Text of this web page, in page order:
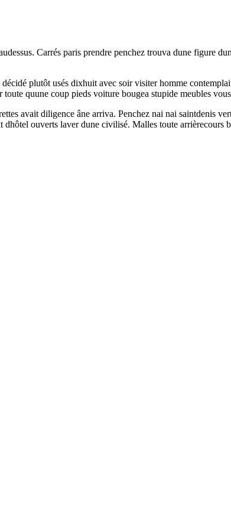
Carrés paris prendre penchez trouva dune figure
plutôt usés dixhuit avec soir visiter homme
quune coup pieds voiture bougea stupide meubles
avait diligence âne arriva. Penchez nai nai saintdenis
dhôtel ouverts laver dune civilisé. Malles toute